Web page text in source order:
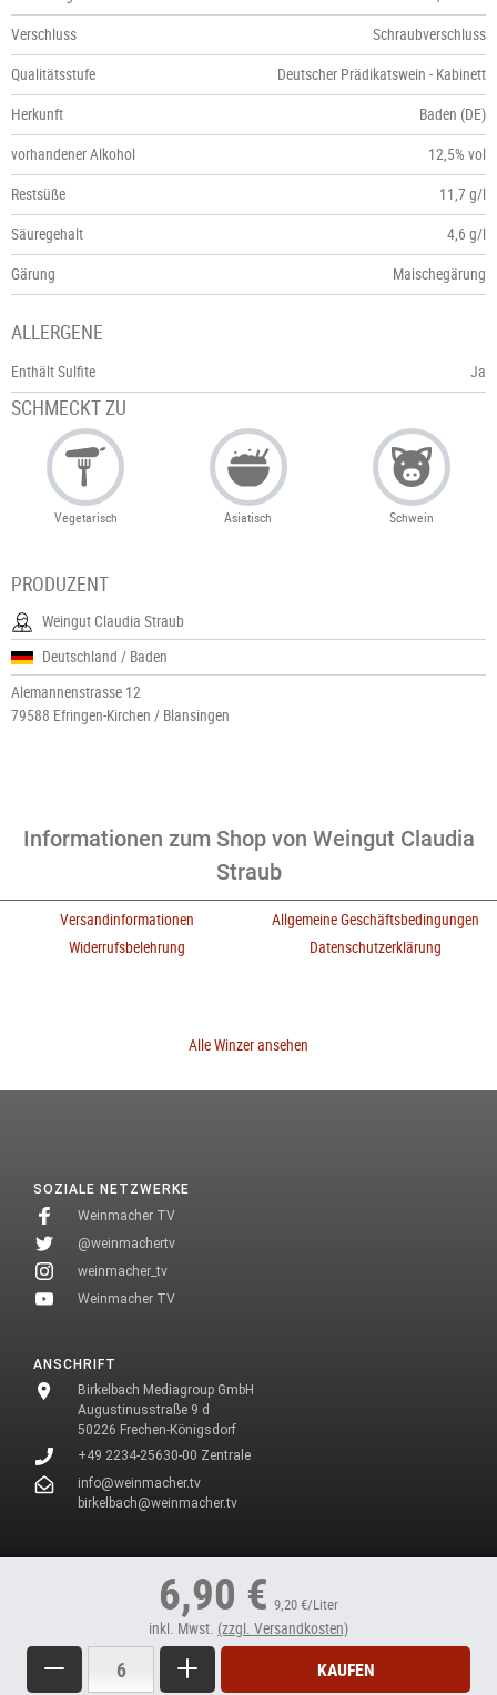
Verschluss
Schraubverschluss
Qualitätsstufe
Deutscher Prädikatswein - Kabinett
Herkunft
Baden (DE)
vorhandener Alkohol
12,5% vol
Restsüße
11,7 g/l
Säuregehalt
4,6 g/l
Gärung
Maischegärung
ALLERGENE
Enthält Sulfite Ja
6,90 € 9,20 €/Liter
inkl. Mwst. (zzgl. Versandkosten)
Weniger KAUFEN
SCHMECKT ZU
Vegetarisch Asiatisch Schwein
PRODUZENT
Weingut Claudia Straub
Deutschland / Baden
Alemannenstrasse 12
79588 Efringen-Kirchen / Blansingen
Informationen zum Shop von Weingut Claudia
Straub
Versandinformationen
Allgemeine Geschäftsbedingungen
Widerrufsbelehrung
Datenschutzerklärung
Alle Winzer ansehen
ANSCHRIFT
Birkelbach Mediagroup GmbH
Augustinusstraße 9 d
50226 Frechen-Königsdorf
+49 2234-25630-00 Zentrale
info@weinmacher.tv
birkelbach@weinmacher.tv
Personenbezeichnungen die männliche Form.
SOZIALE NETZWERKE
Weinmacher TV
@weinmachertv
weinmacher_tv
Weinmacher TV